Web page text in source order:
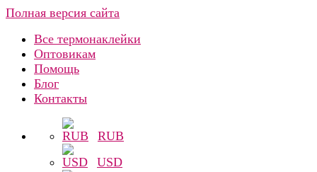
Полная версия сайта
Все термонаклейки
Оптовикам
Помощь
Блог
Контакты
RUB
USD